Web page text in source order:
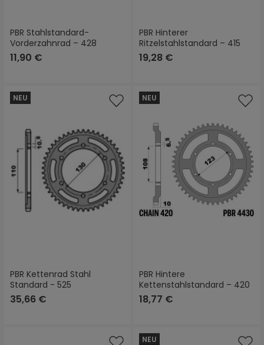
PBR Stahlstandard-
Vorderzahnrad – 428
11,90 €
PBR Hinterer
Ritzelstahlstandard – 415
19,28 €
NEU
PBR Kettenrad Stahl
Standard - 525
35,66 €
NEU
PBR Hintere
Kettenstahlstandard – 420
18,77 €
NEU